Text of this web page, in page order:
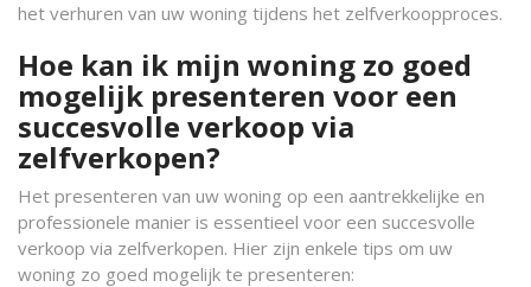
het verhuren van uw woning tijdens het zelfverkoopproces.
Hoe kan ik mijn woning zo goed
mogelijk presenteren voor een
succesvolle verkoop via
zelfverkopen?
Het presenteren van uw woning op een aantrekkelijke en
professionele manier is essentieel voor een succesvolle
verkoop via zelfverkopen. Hier zijn enkele tips om uw
woning zo goed mogelijk te presenteren: